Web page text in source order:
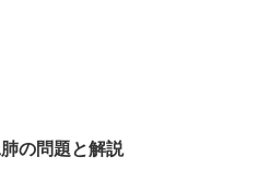
肺の問題と解説